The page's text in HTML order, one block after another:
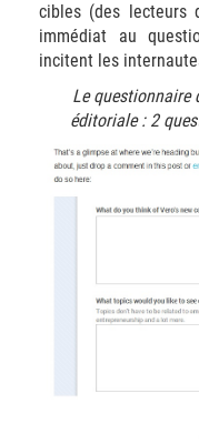
cibles (des lecteurs
immédiat au
incitent les
Le questionnaire
éditoriale : 2